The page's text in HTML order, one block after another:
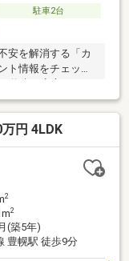
駐車2台
安を解消する「カ
ト情報をチェック
ランなど多彩に楽
ーズクローゼッ
●水廻り2WAY仕
事時間をサポート
人造大理石一体型
ョーズで、快適な
円 4LDK
2
2
(築5年)
豊幌駅 徒歩9分